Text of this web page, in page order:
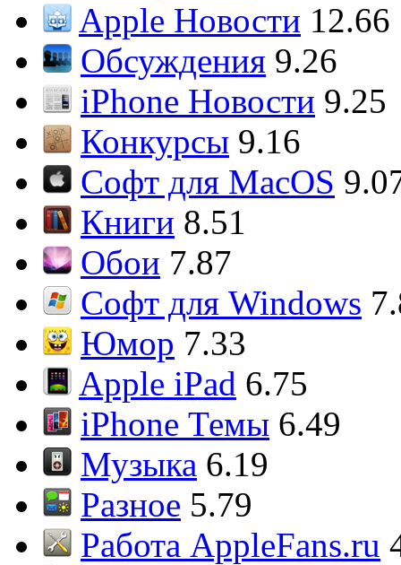
Apple Новости 12.66
Обсуждения 9.26
iPhone Новости 9.25
Конкурсы 9.16
Софт для MacOS
Книги 8.51
Обои 7.87
Софт для Windows
Юмор 7.33
Apple iPad 6.75
iPhone Темы 6.49
Музыка 6.19
Разное 5.79
Работа AppleFans.ru